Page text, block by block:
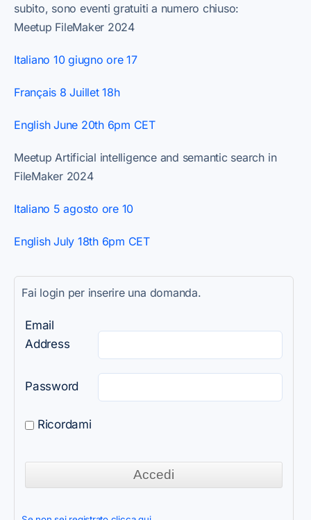
subito, sono eventi gratuiti a numero chiuso:
Meetup FileMaker 2024
Italiano 10 giugno ore 17
Français 8 Juillet 18h
English June 20th 6pm CET
Meetup Artificial intelligence and semantic search in
FileMaker 2024
Italiano 5 agosto ore 10
English July 18th 6pm CET
Fai login per inserire una domanda.
Email
Address
Password
Ricordami